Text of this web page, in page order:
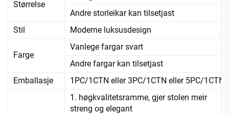
Størrelse
Andre storleikar kan tilsetjast
Stil
Moderne luksusdesign
Farge
Vanlege fargar svart
Andre fargar kan tilsetjast
Emballasje
1PC/1CTN eller 3PC/1CTN eller 5PC/1CTN
1. høgkvalitetsramme, gjer stolen meir
streng og elegant